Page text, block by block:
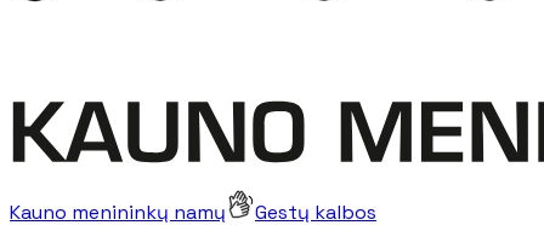
Kauno menininkų namų Gestų kalbos